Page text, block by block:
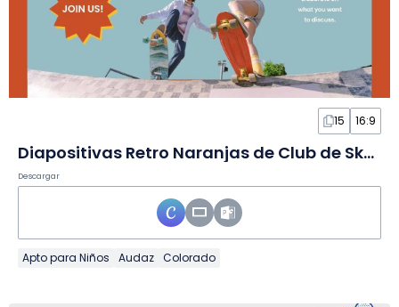
15 16:9
Diapositivas Retro Naranjas de Club de Skate Escolar de los 90
Descargar
Apto para Niños Audaz Colorado